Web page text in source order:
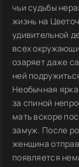
чьи судьбы
жизнь на
удивительной
всех
озаряет даже
ней
Необычная
за спиной
мать вскоре
замуж. После
женщина
появляется